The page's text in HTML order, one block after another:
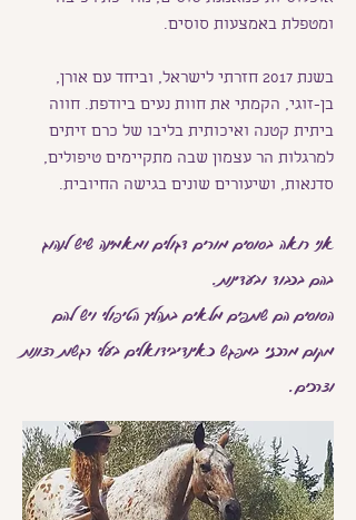
ומטפלת באמצעות סוסים.
בשנת 2017 חזרתי לישראל, וביחד עם אורן,
בן-זוגי, הקמתי את חוות נעים ביודפת. חווה
ביתית קטנה ואיכותית בליבו של כרם זיתים
למרגלות הר עצמון שבה מתקיימים טיפולים,
סדנאות, ושיעורים שונים בגישה החיובית.
אני רואה בסוסים מורים דגולים ומאמינה שיש לנהוג
בהם בכבוד ובעדינות.
הסוסים הם שותפים מלאים בתהליך הטיפולי ויש להם
מקום מרכזי במפגש כאינדיבידואלים בעלי רגשות רצונות
וצרכים.